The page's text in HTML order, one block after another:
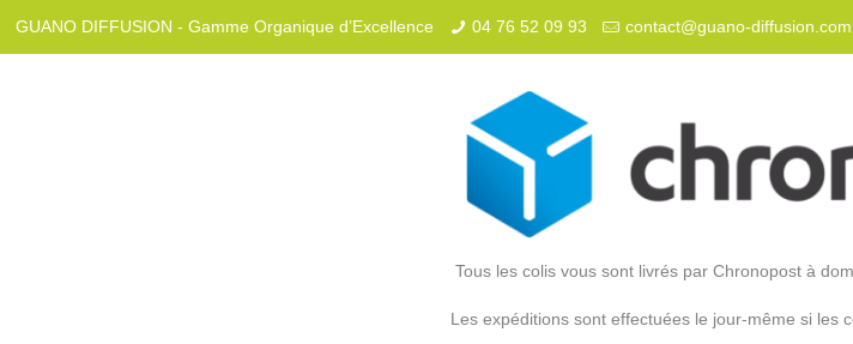
GUANO DIFFUSION - Gamme Organique d’Excellence 04 76 52 09 93 contact@guano-diffusion.com
Tous les colis vous sont livrés par Chronopost à
Les expéditions sont effectuées le jour-même si les